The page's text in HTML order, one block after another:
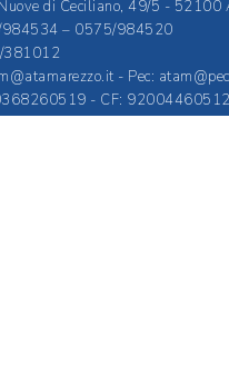
di Ceciliano, 49/5 - 52100
984534 – 0575/984520
381012
- Pec:
- CF: 92004460512